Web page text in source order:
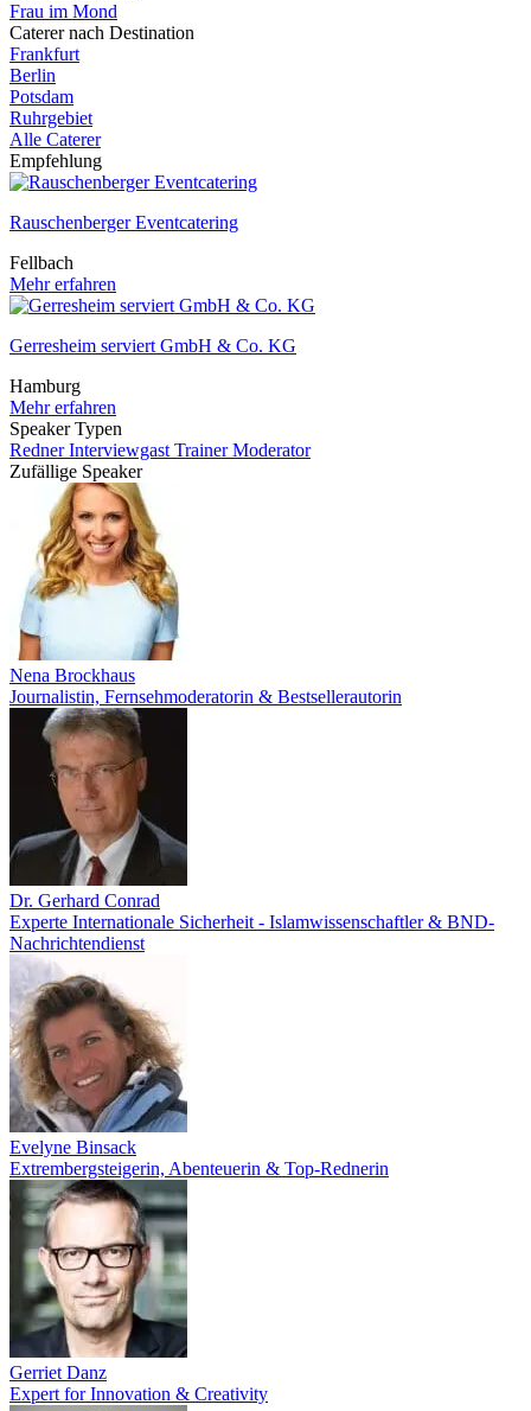
Frau im Mond
Caterer nach Destination
Frankfurt
Berlin
Potsdam
Ruhrgebiet
Alle Caterer
Empfehlung
Rauschenberger Eventcatering
Fellbach
Mehr erfahren
Gerresheim serviert GmbH & Co. KG
Hamburg
Mehr erfahren
Speaker Typen
RednerInterviewgast TrainerModerator
Zufällige Speaker
Nena Brockhaus
Journalistin, Fernsehmoderatorin & Bestsellerautorin
Dr. Gerhard Conrad
Experte Internationale Sicherheit - Islamwissenschaftler & BND-
Nachrichtendienst
Evelyne Binsack
Extrembergsteigerin, Abenteuerin & Top-Rednerin
Gerriet Danz
Expert for Innovation & Creativity